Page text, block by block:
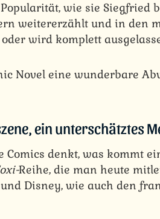
wie sie Siegfried
weitererzählt und in den
wird komplett
Novel eine wunderbare
ein unterschätztes
Comics denkt, was kommt
Reihe, die man heute
Disney, wie auch den